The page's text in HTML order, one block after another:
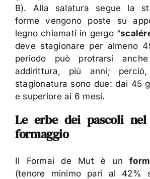
B). Alla salatura segue la
forme vengono poste su
legno chiamati in gergo “
deve stagionare per almeno
periodo può protrarsi
addirittura, più anni;
stagionatura sono due: dai 45
e superiore ai 6 mesi.
Le erbe dei pascoli
formaggio
Il Formai de Mut è un
(tenore minimo pari al 42%